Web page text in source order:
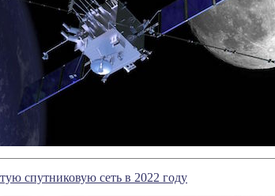
спутниковую сеть в 2022 году